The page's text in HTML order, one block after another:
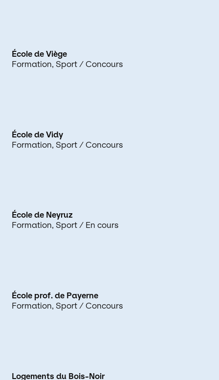
École de Viège
Formation Sport / Concours
École de Vidy
Formation Sport / Concours
École de Neyruz
Formation Sport / En cours
École prof. de Payerne
Formation Sport / Concours
Logements du Bois-Noir